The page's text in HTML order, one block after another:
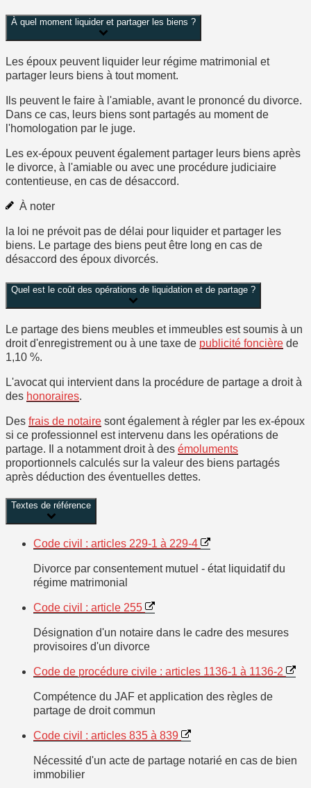
À quel moment liquider et partager les biens ?
Les époux peuvent liquider leur régime matrimonial et
partager leurs biens à tout moment.
Ils peuvent le faire à l'amiable, avant le prononcé du divorce.
Dans ce cas, leurs biens sont partagés au moment de
l'homologation par le juge.
Les ex-époux peuvent également partager leurs biens après
le divorce, à l'amiable ou avec une procédure judiciaire
contentieuse, en cas de désaccord.
À noter
la loi ne prévoit pas de délai pour liquider et partager les
biens. Le partage des biens peut être long en cas de
désaccord des époux divorcés.
Quel est le coût des opérations de liquidation et de partage ?
Le partage des biens meubles et immeubles est soumis à un
droit d'enregistrement ou à une taxe de publicité foncière de
1,10 %.
L'avocat qui intervient dans la procédure de partage a droit à
des honoraires.
Des frais de notaire sont également à régler par les ex-époux
si ce professionnel est intervenu dans les opérations de
partage. Il a notamment droit à des émoluments
proportionnels calculés sur la valeur des biens partagés
après déduction des éventuelles dettes.
Textes de référence
Code civil : articles 229-1 à 229-4
Divorce par consentement mutuel - état liquidatif du
régime matrimonial
Code civil : article 255
Désignation d'un notaire dans le cadre des mesures
provisoires d'un divorce
Code de procédure civile : articles 1136-1 à 1136-2
Compétence du JAF et application des règles de
partage de droit commun
Code civil : articles 835 à 839
Nécessité d'un acte de partage notarié en cas de bien
immobilier